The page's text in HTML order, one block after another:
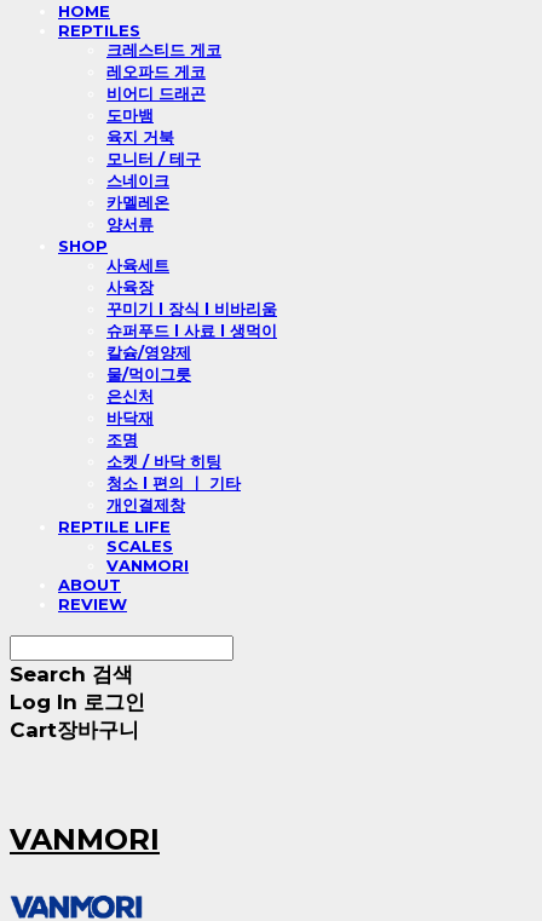
HOME
REPTILES
크레스티드 게코
레오파드 게코
비어디 드래곤
도마뱀
육지 거북
모니터 / 테구
스네이크
카멜레온
양서류
SHOP
사육세트
사육장
꾸미기 l 장식 l 비바리움
슈퍼푸드 l 사료 l 생먹이
칼슘/영양제
물/먹이그릇
은신처
바닥재
조명
소켓 / 바닥 히팅
청소 l 편의 ㅣ 기타
개인결제창
REPTILE LIFE
SCALES
VANMORI
ABOUT
REVIEW
Search 검색
Log In 로그인
Cart장바구니
VANMORI